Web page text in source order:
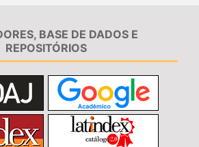
BASE DE DADOS E
REPOSITÓRIOS